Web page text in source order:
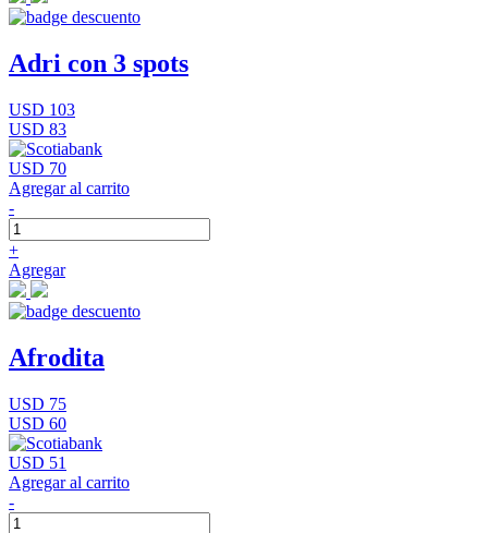
Adri con 3 spots
USD 103
USD 83
USD 70
Agregar al carrito
-
+
Agregar
Afrodita
USD 75
USD 60
USD 51
Agregar al carrito
-